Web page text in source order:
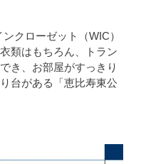
クローゼット（WIC）
類はもちろん、トラン
き、お部屋がすっきり
台がある「恵比寿東公